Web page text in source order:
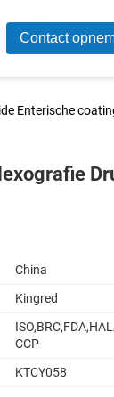
Contact
Enterische
China
Kingred
CCP
KTCY058